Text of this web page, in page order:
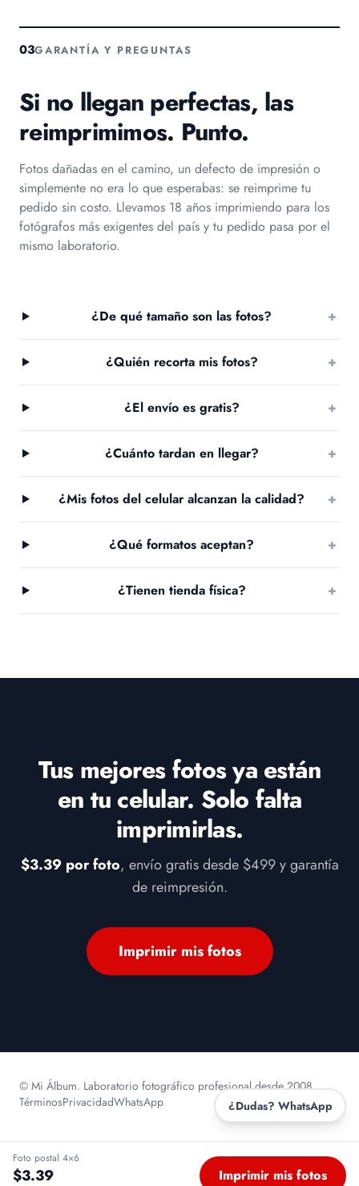
03GARANTÍA Y PREGUNTAS
Si no llegan perfectas, las
reimprimimos. Punto.
Fotos dañadas en el camino, un defecto de impresión o
simplemente no era lo que esperabas: se reimprime tu
pedido sin costo. Llevamos 18 años imprimiendo para los
fotógrafos más exigentes del país y tu pedido pasa por el
mismo laboratorio.
¿De qué tamaño son las fotos? +
¿Quién recorta mis fotos? +
¿El envío es gratis? +
¿Cuánto tardan en llegar? +
¿Mis fotos del celular alcanzan la calidad? +
¿Qué formatos aceptan? +
¿Tienen tienda física? +
Tus mejores fotos ya están
en tu celular. Solo falta
imprimirlas.
$3.39 por foto, envío gratis desde $499 y garantía
de reimpresión.
Imprimir mis fotos
© Mi Álbum. Laboratorio fotográfico profesional desde 2008.
TérminosPrivacidadWhatsApp
Foto postal 4×6
$3.39 Imprimir mis fotos
¿Dudas? WhatsApp
¿Cómo calificarías tu experiencia en Mi Álbum?
Seleccione
una
opción
a
5
,